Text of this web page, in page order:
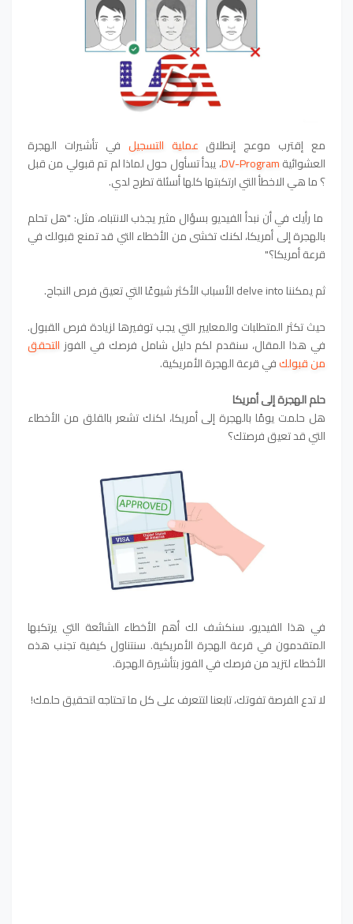
مع إقترب موعج إنطلاق عملية التسجيل في تأشيرات الهجرة
العشوائيةDV-Program، يبدأ تسأول حول لماذا لم تم قبولي من قبل
؟ ما هي الاخطأ التي ارتكبتها كلها أسئلة تطرح لدي.
ما رأيك في أن نبدأ الفيديو بسؤال مثير يجذب الانتباه، مثل: "هل تحلم
بالهجرة إلى أمريكا، لكنك تخشى من الأخطاء التي قد تمنع قبولك في
قرعة أمريكا؟"
ثم يمكننا delve into الأسباب الأكثر شيوعًا التي تعيق فرص النجاح.
حيث تكثر المتطلبات والمعايير التي يجب توفيرها لزيادة فرص القبول.
في هذا المقال، سنقدم لكم دليل شامل فرصك في الفوز التحقق
من قبولكفي قرعة الهجرة الأمريكية.
حلم الهجرة إلى أمريكا
هل حلمت يومًا بالهجرة إلى أمريكا، لكنك تشعر بالقلق من الأخطاء
التي قد تعيق فرصتك؟
في هذا الفيديو، سنكشف لك أهم الأخطاء الشائعة التي يرتكبها
المتقدمون في قرعة الهجرة الأمريكية. سنتناول كيفية تجنب هذه
الأخطاء لتزيد من فرصك في الفوز بتأشيرة الهجرة.
لا تدع الفرصة تفوتك، تابعنا لتتعرف على كل ما تحتاجه لتحقيق حلمك!